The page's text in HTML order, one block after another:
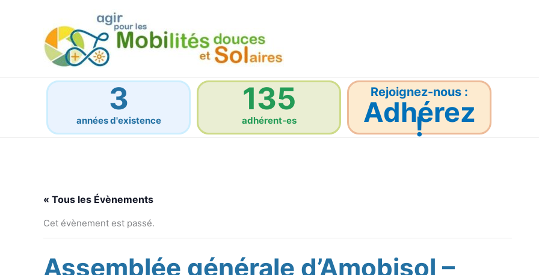
3
années d'existence
135
adhérent-es
Rejoignez-nous :
Adhérez
!
« Tous les Évènements
Cet évènement est passé.
Assemblée générale d’Amobisol –